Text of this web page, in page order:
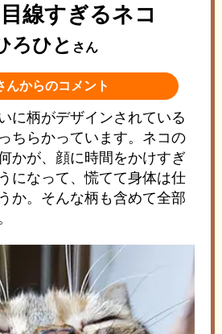
線すぎるネコ
ろひと さん
んからのコメント
に柄がデザインされている
ちらかっています。ネコの
かが、顔に時間をかけすぎ
になって、慌てて身体は仕
か。そんな柄も含めて全部